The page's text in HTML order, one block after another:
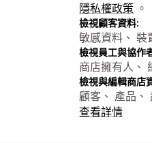
隱私權政策 。
檢視顧客資料:
敏感資料、 裝
檢視員工與協作
商店擁有人、
檢視與編輯商店
顧客、 產品、
查看詳情